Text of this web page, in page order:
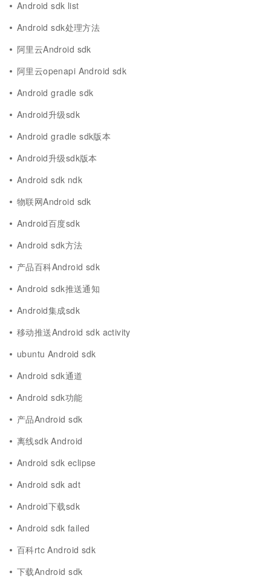
Android sdk list
Android sdk处理方法
阿里云Android sdk
阿里云openapi Android sdk
Android gradle sdk
Android升级sdk
Android gradle sdk版本
Android升级sdk版本
Android sdk ndk
物联网Android sdk
Android百度sdk
Android sdk方法
产品百科Android sdk
Android sdk推送通知
Android集成sdk
移动推送Android sdk activity
ubuntu Android sdk
Android sdk通道
Android sdk功能
产品Android sdk
离线sdk Android
Android sdk eclipse
Android sdk adt
Android下载sdk
Android sdk failed
百科rtc Android sdk
下载Android sdk